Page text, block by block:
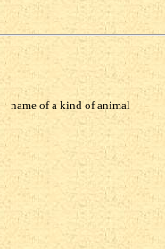
name of a kind of animal